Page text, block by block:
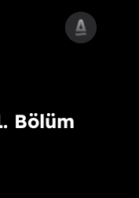
Bölüm